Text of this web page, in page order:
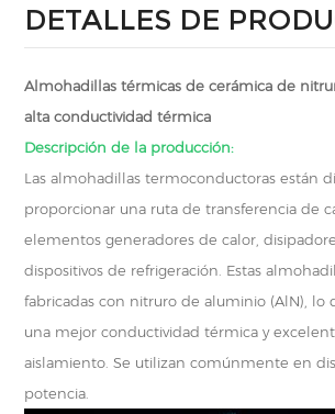
DETALLES DE
Almohadillas térmicas de cerámica de
alta conductividad térmica
Descripción de la producción:
Las almohadillas termoconductoras están
proporcionar una ruta de transferencia de
elementos generadores de calor,
dispositivos de refrigeración. Estas
fabricadas con nitruro de aluminio (AlN), lo
una mejor conductividad térmica y
aislamiento. Se utilizan comúnmente en
potencia.